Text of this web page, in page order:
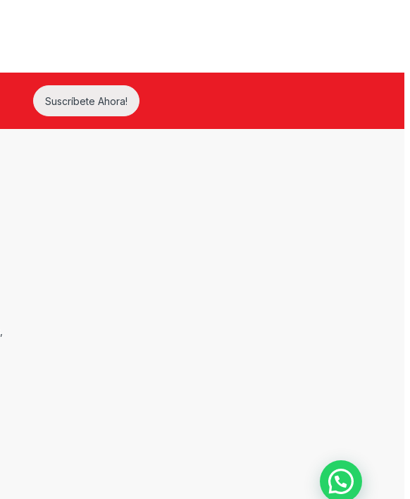
Suscríbete Ahora!